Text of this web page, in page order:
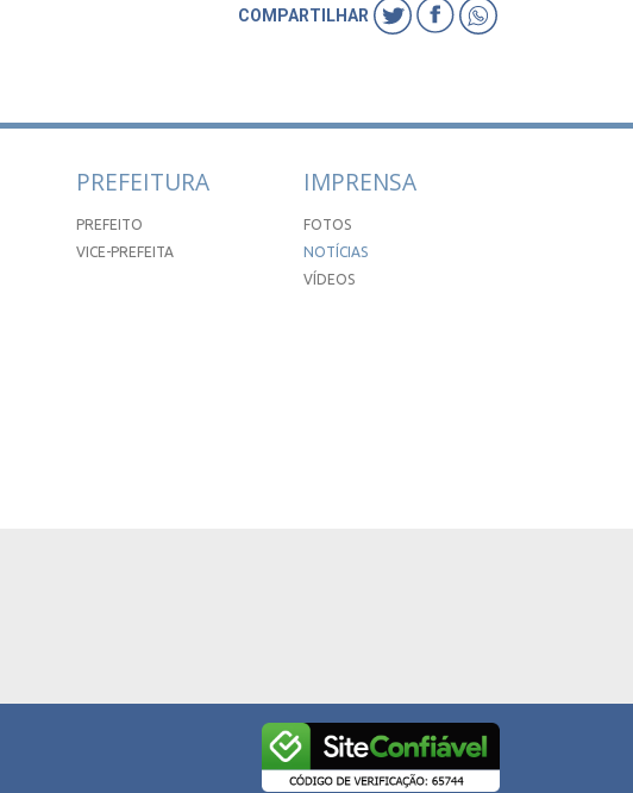
COMPARTILHAR
PREFEITURA
PREFEITO
VICE-PREFEITA
IMPRENSA
FOTOS
NOTÍCIAS
VÍDEOS